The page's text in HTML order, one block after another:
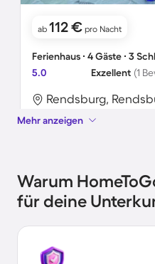
ab 112 € pro Nacht
Ferienhaus ∙ 4 Gäste ∙ 3
5.0
Exzellent (1
Mehr anzeigen
Warum
für deine